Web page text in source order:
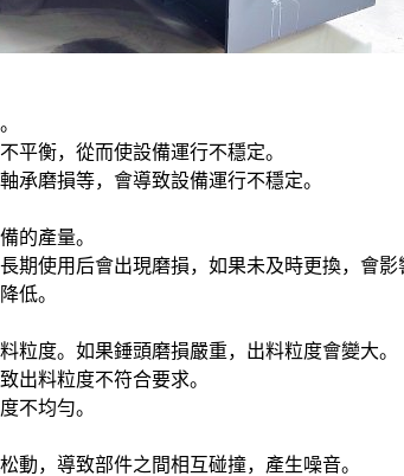
平衡，從而使設備運行不穩定。
承磨損等，會導致設備運行不穩定。
的產量。
使用后會出現磨損，如果未及時更換，會影
低。
粒度。如果錘頭磨損嚴重，出料粒度會變大。
出料粒度不符合要求。
不均勻。
動，導致部件之間相互碰撞，產生噪音。